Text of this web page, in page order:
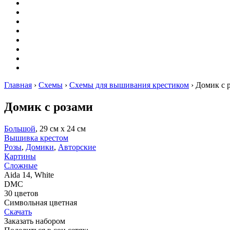
Главная › Схемы › Схемы для вышивания крестиком › Домик с
Домик с розами
Большой, 29 см х 24 см
Вышивка крестом
Розы, Домики, Авторские
Картины
Сложные
Aida 14, White
DMC
30 цветов
Символьная цветная
Скачать
Заказать набором